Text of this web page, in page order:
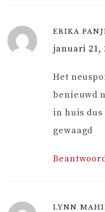
ERIKA
januari 21,
Het
benieuwd
in huis dus
gewaagd
LYNN